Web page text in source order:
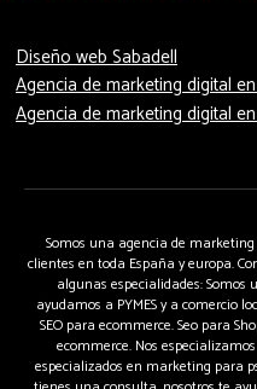
Diseño web Sabadell
Agencia de marketing digital
Agencia de marketing digital
Somos una agencia de
clientes en toda España y europa.
algunas especialidades: Somos
ayudamos a PYMES y a comercio
SEO para ecommerce. Seo para
ecommerce. Nos
especializados en marketing para